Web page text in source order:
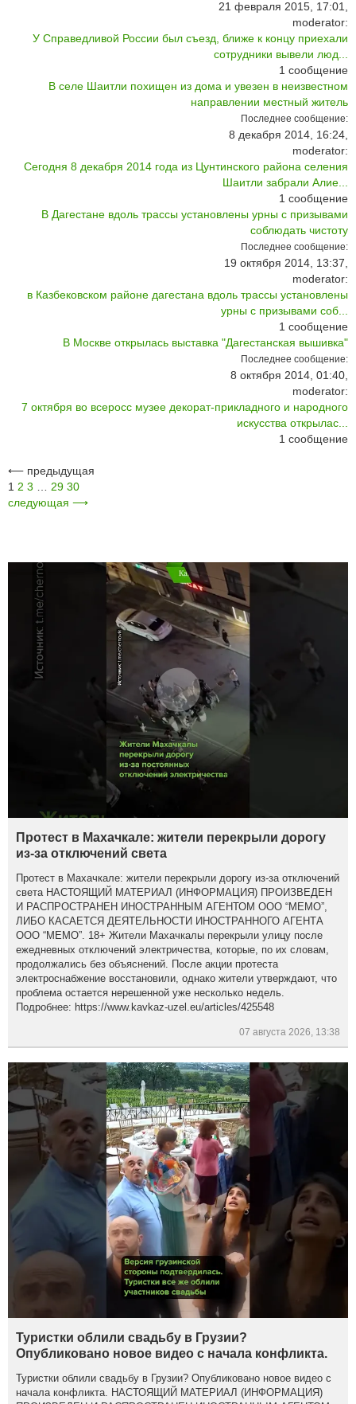
21 февраля 2015, 17:01,
moderator:
У Справедливой России был съезд, ближе к концу приехали
сотрудники вывели люд...
1 сообщение
В селе Шаитли похищен из дома и увезен в неизвестном
направлении местный житель
Последнее сообщение:
8 декабря 2014, 16:24,
moderator:
Сегодня 8 декабря 2014 года из Цунтинского района селения
Шаитли забрали Алие...
1 сообщение
В Дагестане вдоль трассы установлены урны с призывами
соблюдать чистоту
Последнее сообщение:
19 октября 2014, 13:37,
moderator:
в Казбековском районе дагестана вдоль трассы установлены
урны с призывами соб...
1 сообщение
В Москве открылась выставка "Дагестанская вышивка"
Последнее сообщение:
8 октября 2014, 01:40,
moderator:
7 октября во всеросс музее декорат-прикладного и народного
искусства открылас...
1 сообщение
⟵ предыдущая
1 2 3 29 30
следующая ⟶
Протест в Махачкале: жители перекрыли дорогу
из-за отключений света
Протест в Махачкале: жители перекрыли дорогу из-за отключений
света НАСТОЯЩИЙ МАТЕРИАЛ (ИНФОРМАЦИЯ) ПРОИЗВЕДЕН
И РАСПРОСТРАНЕН ИНОСТРАННЫМ АГЕНТОМ ООО “МЕМО”,
ЛИБО КАСАЕТСЯ ДЕЯТЕЛЬНОСТИ ИНОСТРАННОГО АГЕНТА
ООО “МЕМО”. 18+ Жители Махачкалы перекрыли улицу после
ежедневных отключений электричества, которые, по их словам,
продолжались без объяснений. После акции протеста
электроснабжение восстановили, однако жители утверждают, что
проблема остается нерешенной уже несколько недель.
Подробнее: https://www.kavkaz-uzel.eu/articles/425548
07 августа 2026, 13:38
Туристки облили свадьбу в Грузии?
Опубликовано новое видео с начала конфликта.
Туристки облили свадьбу в Грузии? Опубликовано новое видео с
начала конфликта. НАСТОЯЩИЙ МАТЕРИАЛ (ИНФОРМАЦИЯ)